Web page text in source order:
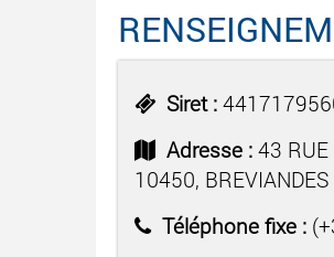
Siret :
Adresse : 43 RUE
10450, BREVIANDES
Téléphone fixe :